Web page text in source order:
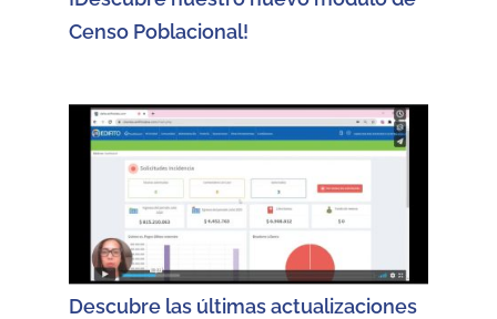
Censo Poblacional!
Descubre las últimas actualizaciones